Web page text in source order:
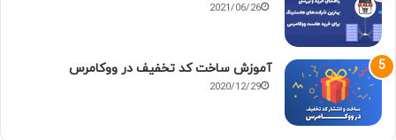
2021/06/26
آموزش ساخت کد تخفیف در ووکامرس
2020/12/29